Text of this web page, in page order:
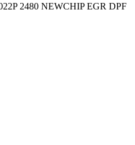
2480 NEWCHIP EGR DPF